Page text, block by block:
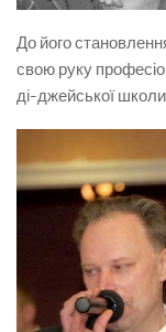
До його
свою руку
ді-джейської